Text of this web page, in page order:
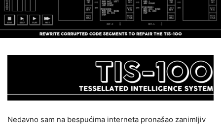
Nedavno sam na bespućima interneta pronašao zanimljiv